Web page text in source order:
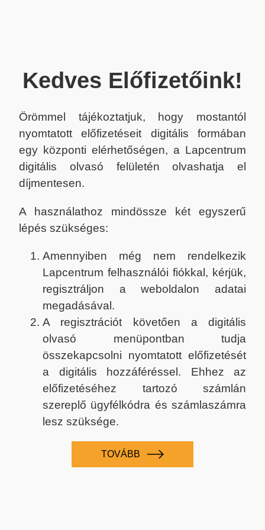
Kedves Előfizetőink!
Örömmel tájékoztatjuk, hogy mostantól
nyomtatott előfizetéseit digitális formában
egy központi elérhetőségen, a Lapcentrum
digitális olvasó felületén olvashatja el
díjmentesen.
A használathoz mindössze két egyszerű
lépés szükséges:
Amennyiben még nem rendelkezik
Lapcentrum felhasználói fiókkal, kérjük,
regisztráljon a weboldalon adatai
megadásával.
A regisztrációt követően a digitális
olvasó menüpontban tudja
összekapcsolni nyomtatott előfizetését
a digitális hozzáféréssel. Ehhez az
előfizetéséhez tartozó számlán
szereplő ügyfélkódra és számlaszámra
lesz szüksége.
TOVÁBB